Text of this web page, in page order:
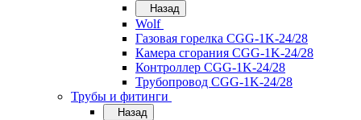
Назад
Wolf
Газовая горелка CGG-1K-24/28
Камера сгорания CGG-1K-24/28
Контроллер CGG-1K-24/28
Трубопровод CGG-1K-24/28
Трубы и фитинги
Назад